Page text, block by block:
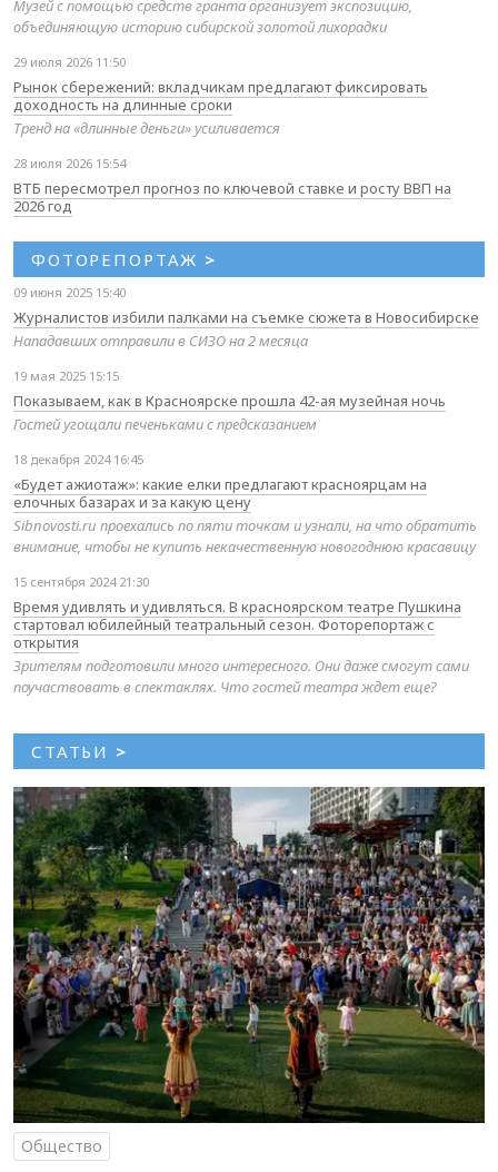
Музей с помощью средств гранта организует экспозицию,
объединяющую историю сибирской золотой лихорадки
29 июля 2026 11:50
Рынок сбережений: вкладчикам предлагают фиксировать
доходность на длинные сроки
Тренд на «длинные деньги» усиливается
28 июля 2026 15:54
ВТБ пересмотрел прогноз по ключевой ставке и росту ВВП на
2026 год
ФОТОРЕПОРТАЖ >
09 июня 2025 15:40
Журналистов избили палками на съемке сюжета в Новосибирске
Нападавших отправили в СИЗО на 2 месяца
19 мая 2025 15:15
Показываем, как в Красноярске прошла 42-ая музейная ночь
Гостей угощали печеньками с предсказанием
18 декабря 2024 16:45
«Будет ажиотаж»: какие елки предлагают красноярцам на
елочных базарах и за какую цену
Sibnovosti.ru проехались по пяти точкам и узнали, на что обратить
внимание, чтобы не купить некачественную новогоднюю красавицу
15 сентября 2024 21:30
Время удивлять и удивляться. В красноярском театре Пушкина
стартовал юбилейный театральный сезон. Фоторепортаж с
открытия
Зрителям подготовили много интересного. Они даже смогут сами
поучаствовать в спектаклях. Что гостей театра ждет еще?
СТАТЬИ >
Общество